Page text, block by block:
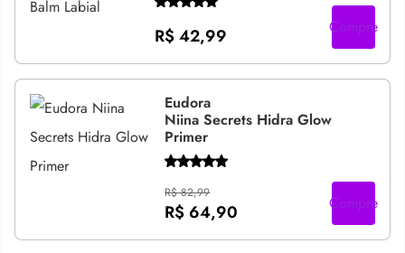
R$ 42,99 Compre
Eudora
Niina Secrets Hidra Glow
Primer
R$ 82,99
R$ 64,90 Compre